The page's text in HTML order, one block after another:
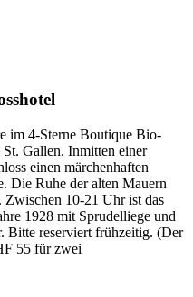
im 4-Sterne Boutique Bio-
Gallen. Inmitten einer
einen märchenhaften
Die Ruhe der alten Mauern
Zwischen 10-21 Uhr ist das
1928 mit Sprudelliege und
Bitte reserviert frühzeitig. (Der
55 für zwei